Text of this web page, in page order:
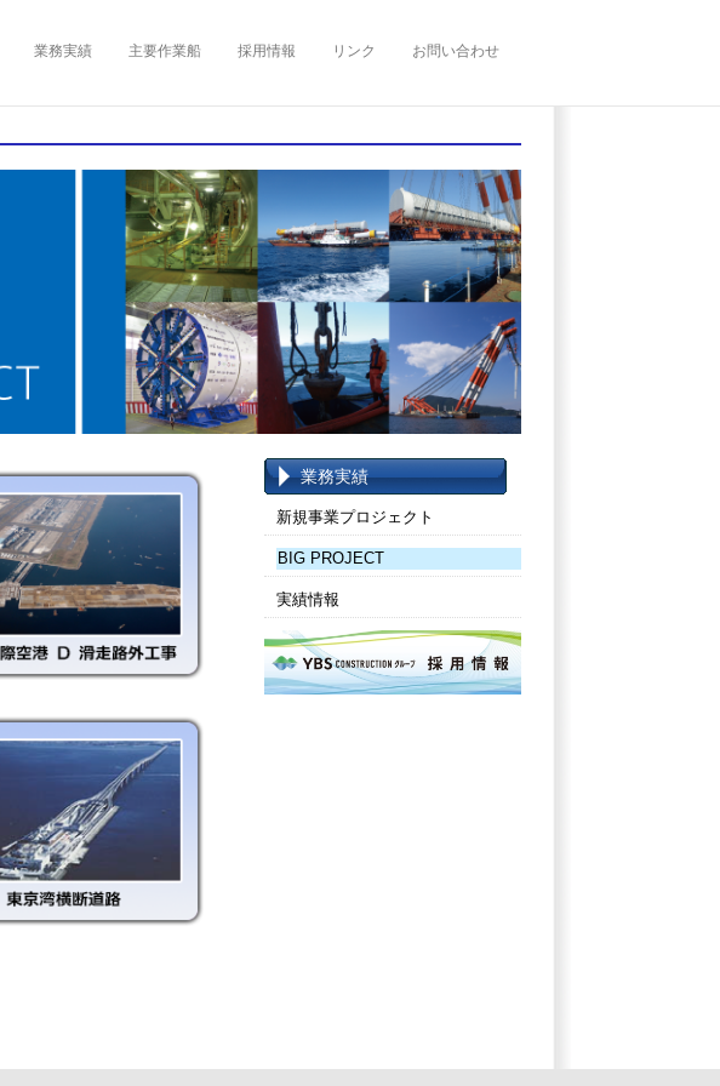
業務実績 主要作業船 採用情報 リンク お問い合わせ
業務実績
新規事業プロジェクト
BIG PROJECT
実績情報